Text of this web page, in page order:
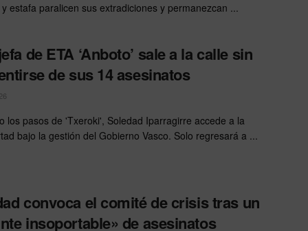
estafa paralicen sus extradiciones y permanezcan ...
de ETA ‘Anboto’ sale a la calle sin
de sus 14 asesinatos
los pasos de 'Txeroki', Soledad Iparragirre accede a la
bajo la gestión del Gobierno Vasco. Solo regresará a ...
convoca el comité de crisis tras un
insoportable» de asesinatos